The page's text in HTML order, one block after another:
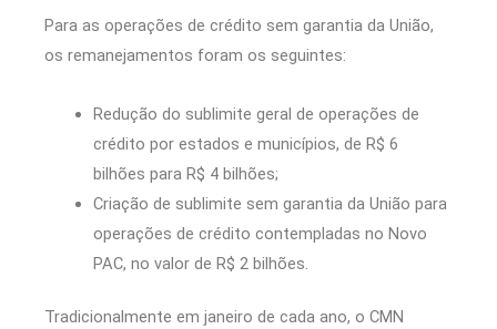
Para as operações de crédito sem garantia da União,
os remanejamentos foram os seguintes:
Redução do sublimite geral de operações de
crédito por estados e municípios, de R$ 6
bilhões para R$ 4 bilhões;
Criação de sublimite sem garantia da União para
operações de crédito contempladas no Novo
PAC, no valor de R$ 2 bilhões.
Tradicionalmente em janeiro de cada ano, o CMN